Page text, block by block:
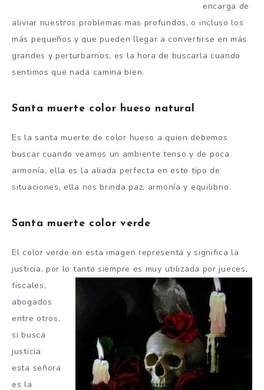
encarga de
aliviar nuestros problemas mas profundos, o incluso los
más pequeños y que pueden llegar a convertirse en más
grandes y perturbarnos, es la hora de buscarla cuando
sentimos que nada camina bien.
Santa muerte color hueso natural
Es la santa muerte de color hueso a quien debemos
buscar cuando veamos un ambiente tenso y de poca
armonía, ella es la aliada perfecta en este tipo de
situaciones, ella nos brinda paz, armonía y equilibrio.
Santa muerte color verde
El color verde en esta imagen representa y significa la
justicia, por lo tanto siempre es muy utilizada por jueces,
fiscales,
abogados
entre otros,
si busca
justicia
esta señora
es la